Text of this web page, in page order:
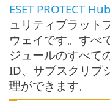
ESET PROTECT Hub
ュリティプラット
ウェイです。すべ
ジュールのすべて
ID、サブスクリプ
理ができます。